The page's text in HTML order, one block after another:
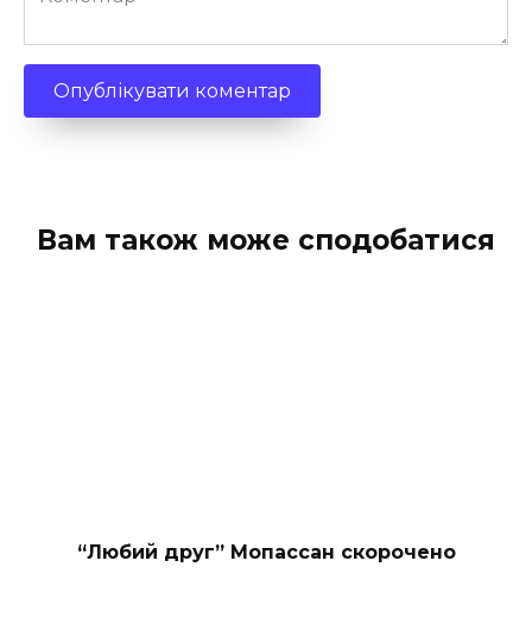
Вам також може сподобатися
“Любий друг” Мопассан скорочено